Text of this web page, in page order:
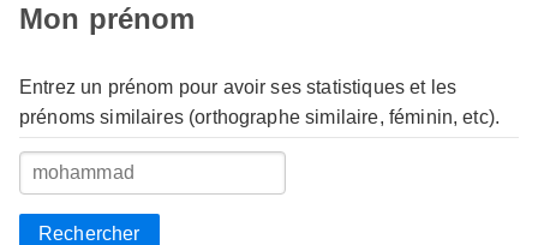
Mon prénom
Entrez un prénom pour avoir ses statistiques et les
prénoms similaires (orthographe similaire, féminin, etc).
Rechercher